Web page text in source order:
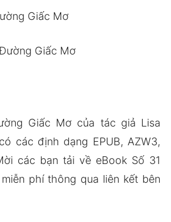
Giấc Mơ
Giấc Mơ
Giấc Mơ của tác giả Lisa
các định dạng EPUB, AZW3,
các bạn tải về eBook Số 31
phí thông qua liên kết bên